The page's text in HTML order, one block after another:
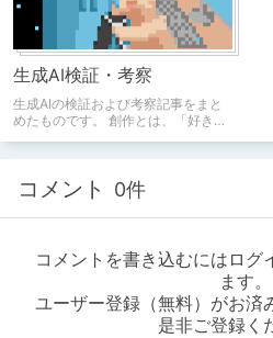
生成AI検証・考察
生成AIの検証および考察記事をまと
めたものです。 創作とは、「好き」
コメント 0件
コメントを書き込むにはログ
ます。
ユーザー登録（無料）がお済
是非ご登録く